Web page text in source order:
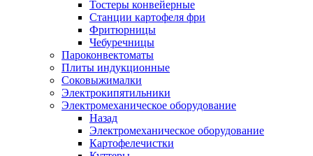
Тостеры конвейерные
Станции картофеля фри
Фритюрницы
Чебуречницы
Пароконвектоматы
Плиты индукционные
Соковыжималки
Электрокипятильники
Электромеханическое оборудование
Назад
Электромеханическое оборудование
Картофелечистки